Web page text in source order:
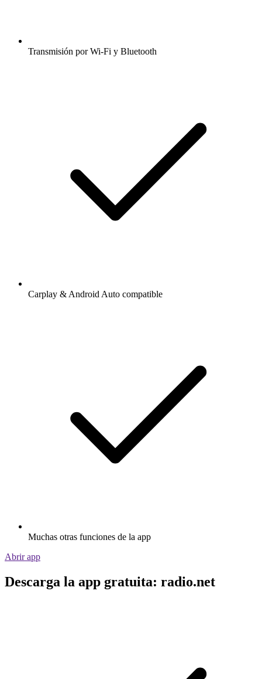
Transmisión por Wi-Fi y Bluetooth
Carplay & Android Auto compatible
Muchas otras funciones de la app
Abrir app
Descarga la app gratuita: radio.net